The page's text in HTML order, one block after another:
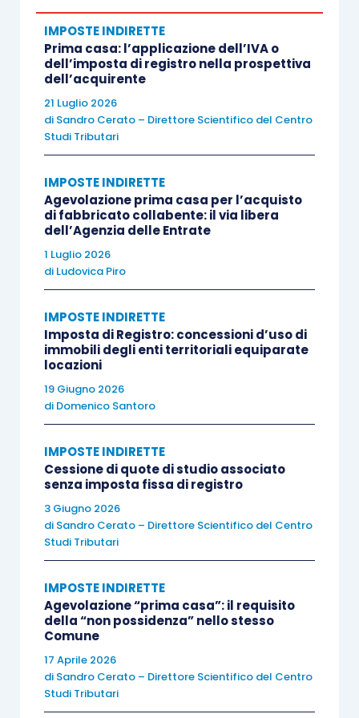
secondo quanto previsto dall’articolo 1, comma
55, L. 208/2015,entro il termine di un anno
dall’acquisto del nuovo immobile.
Tale termine è stato oggetto di una
prorogadisposta dalla
emergenziale Covid: inizialmente ad opera
dell’articolo 24 D.L. 23/2020
con l’articolo 3, comma 11-quinquies, D.L.
183/2020.
Il decorso del termine citato è
sospeso sino al 31 dicembre 2021, quindi
tornerà a decorrere dal
Il primo aspetto riguarda la frazione dell’immobile,
precedentemente agevolato, che il contribuente
deve alienare per
dall’agevolazione
; nel caso di specie, infatti,
l’immobile era stato in parte oggetto diacquisto
a titolo oneroso, in parte
donazione.
il termine di un anno, la sola quota del 50%
dell’immobile precedentemente agevolato
IMPOSTE INDIRETTE
Prima casa: l’applicazione dell’IVA o
dell’imposta di registro nella prospettiva
dell’acquirente
21 Luglio 2026
di Sandro Cerato – Direttore Scientifico del Centro
Studi Tributari
IMPOSTE INDIRETTE
Agevolazione prima casa per l’acquisto
di fabbricato collabente: il via libera
dell’Agenzia delle Entrate
1 Luglio 2026
di Ludovica Piro
IMPOSTE INDIRETTE
Imposta di Registro: concessioni d’uso di
immobili degli enti territoriali equiparate
locazioni
19 Giugno 2026
di Domenico Santoro
IMPOSTE INDIRETTE
Cessione di quote di studio associato
senza imposta fissa di registro
3 Giugno 2026
di Sandro Cerato – Direttore Scientifico del Centro
Studi Tributari
IMPOSTE INDIRETTE
Agevolazione “prima casa”: il requisito
della “non possidenza” nello stesso
Comune
17 Aprile 2026
di Sandro Cerato – Direttore Scientifico del Centro
Studi Tributari